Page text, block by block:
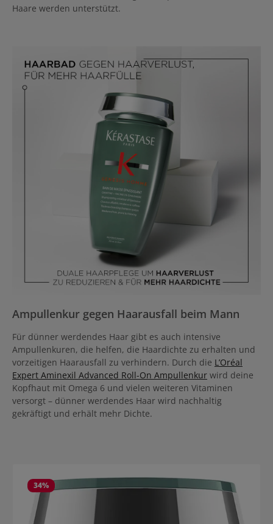
Haare werden unterstützt.
Ampullenkur gegen Haarausfall beim Mann
Für dünner werdendes Haar gibt es auch intensive
Ampullenkuren, die helfen, die Haardichte zu erhalten und
vorzeitigen Haarausfall zu verhindern. Durch die L’Oréal
Expert Aminexil Advanced Roll-On Ampullenkur wird deine
Kopfhaut mit Omega 6 und vielen weiteren Vitaminen
versorgt – dünner werdendes Haar wird nachhaltig
gekräftigt und erhält mehr Dichte.
34%